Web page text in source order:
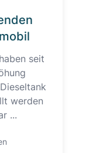
seit
werden
...